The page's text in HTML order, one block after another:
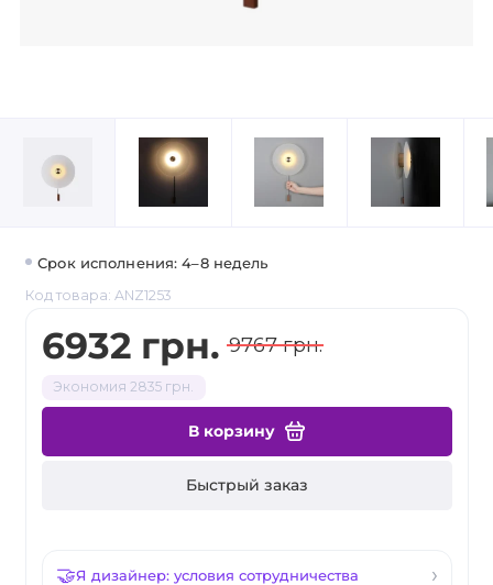
Срок исполнения: 4–8 недель
Код товара: ANZ1253
6932 грн. 9767 грн.
Экономия 2835 грн.
В корзину
Быстрый заказ
Я дизайнер: условия сотрудничества